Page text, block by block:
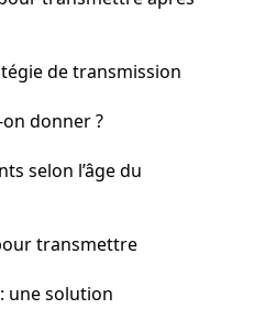
de transmission
on donner ?
selon l’âge du
transmettre
une solution